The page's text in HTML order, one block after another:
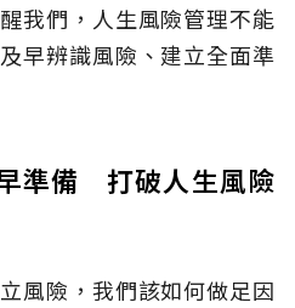
我們，人生風險管理不能
早辨識風險、建立全面準
準備 打破人生風險
風險，我們該如何做足因